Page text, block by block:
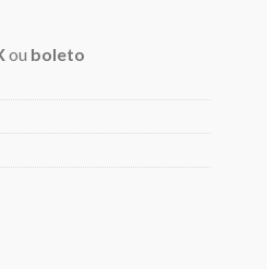
ou boleto